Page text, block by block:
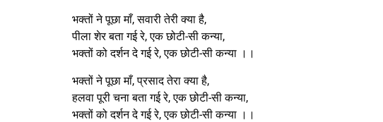
भक्तों ने पूछा माँ, सवारी तेरी क्या है,
पीला शेर बता गई रे, एक छोटी-सी कन्या,
भक्तों को दर्शन दे गई रे, एक छोटी-सी कन्या ।।
भक्तों ने पूछा माँ, प्रसाद तेरा क्या है,
हलवा पूरी चना बता गई रे, एक छोटी-सी कन्या,
भक्तों को दर्शन दे गई रे, एक छोटी-सी कन्या ।।